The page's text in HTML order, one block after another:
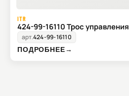
ITR
424-99-16110 Трос управления
арт.424-99-16110
ПОДРОБНЕЕ→